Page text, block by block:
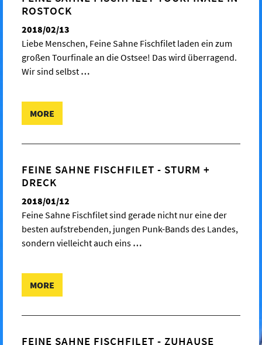
ROSTOCK
2018/02/13
Liebe Menschen, Feine Sahne Fischfilet laden ein zum
großen Tourfinale an die Ostsee! Das wird überragend.
Wir sind selbst …
MORE
FEINE SAHNE FISCHFILET - STURM +
DRECK
2018/01/12
Feine Sahne Fischfilet sind gerade nicht nur eine der
besten aufstrebenden, jungen Punk-Bands des Landes,
sondern vielleicht auch eins …
MORE
FEINE SAHNE FISCHFILET - ZUHAUSE